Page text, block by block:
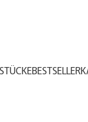
BESTSELLER